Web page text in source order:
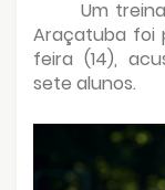
Um
Araçatuba foi
feira (14),
sete alunos.